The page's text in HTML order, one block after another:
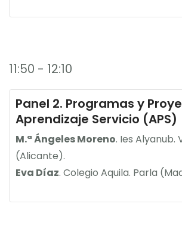
11:50 - 12:10
Panel 2. Programas y
Aprendizaje Servicio (APS)
M.ª Ángeles Moreno. Ies Alyanub.
(Alicante).
Eva Díaz. Colegio Aquila. Parla